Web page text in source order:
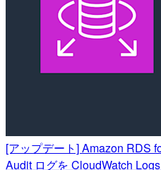
[アップデート] Amazon RDS
Audit ログを CloudWatch